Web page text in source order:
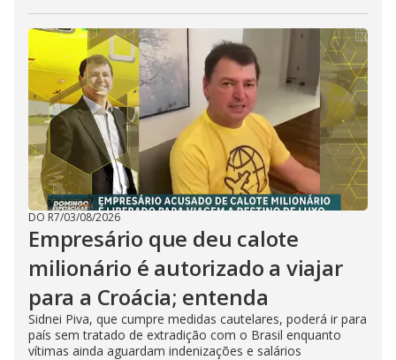
DO R7/03/08/2026
Empresário que deu calote
milionário é autorizado a viajar
para a Croácia; entenda
Sidnei Piva, que cumpre medidas cautelares, poderá ir para
país sem tratado de extradição com o Brasil enquanto
vítimas ainda aguardam indenizações e salários